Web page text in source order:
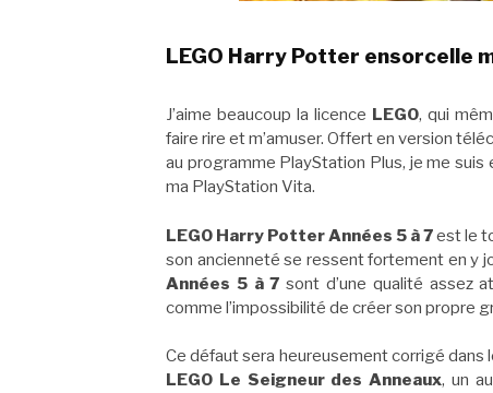
LEGO Harry Potter ensorcelle
J’aime beaucoup la licence LEGO, qui
faire rire et m’amuser. Offert en version
au programme PlayStation Plus, je me suis
ma PlayStation Vita.
LEGO Harry Potter Années 5 à 7est le
son ancienneté se ressent fortement en y
Années 5 à 7 sont d’une qualité assez
comme l’impossibilité de créer son propre
Ce défaut sera heureusement corrigé dans
LEGO Le Seigneur des Anneaux, un